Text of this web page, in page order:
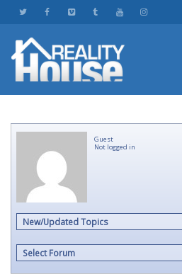
Guest
Not logged in
New/Updated Topics
Select Forum